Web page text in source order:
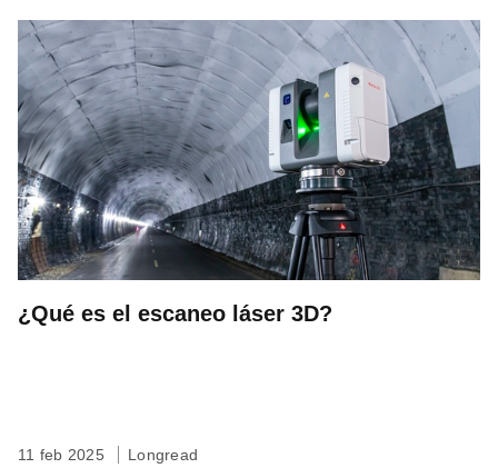
¿Qué es el escaneo láser 3D?
11 feb 2025 Longread